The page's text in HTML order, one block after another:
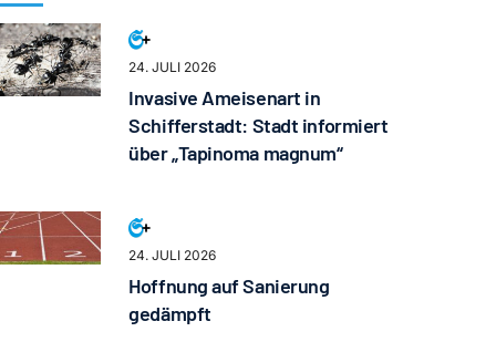
24. JULI 2026
Invasive Ameisenart in
Schifferstadt: Stadt informiert
über „Tapinoma magnum“
24. JULI 2026
Hoffnung auf Sanierung
gedämpft